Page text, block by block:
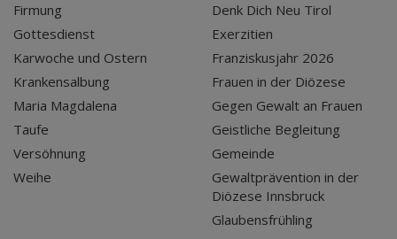
Firmung
Gottesdienst
Karwoche und Ostern
Krankensalbung
Maria Magdalena
Taufe
Versöhnung
Weihe
Denk Dich Neu Tirol
Exerzitien
Franziskusjahr 2026
Frauen in der Diözese
Gegen Gewalt an Frauen
Geistliche Begleitung
Gemeinde
Gewaltprävention in der
Diözese Innsbruck
Glaubensfrühling